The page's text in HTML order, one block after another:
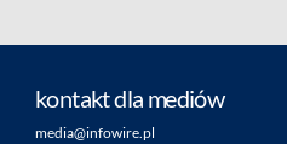
kontakt dla mediów
media@infowire.pl